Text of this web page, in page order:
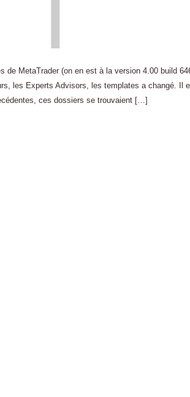
de MetaTrader (on en est à la version 4.00 build
les Experts Advisors, les templates a changé. Il
ces dossiers se trouvaient […]